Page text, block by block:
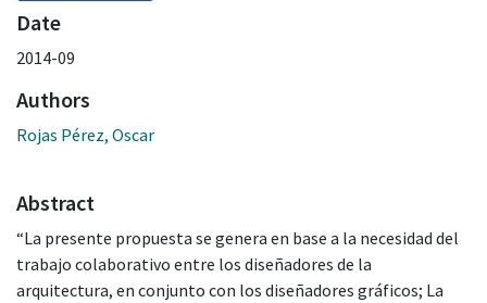
Date
2014-09
Authors
Rojas Pérez, Oscar
Abstract
“La presente propuesta se genera en base a la necesidad del
trabajo colaborativo entre los diseñadores de la
arquitectura, en conjunto con los diseñadores gráficos; La